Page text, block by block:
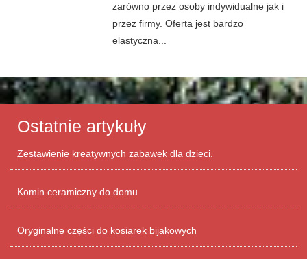
zarówno przez osoby indywidualne jak i
przez firmy. Oferta jest bardzo
elastyczna...
Ostatnie artykuły
Zestawienie kreatywnych zabawek dla dzieci.
Komin ceramiczny do domu
Oryginalne części do kosiarek bijakowych